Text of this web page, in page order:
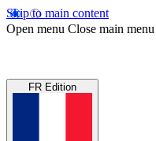
Skip to main content
Open menu Close main menu
FR Edition